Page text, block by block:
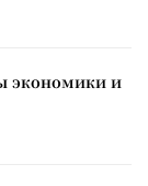
экономики и